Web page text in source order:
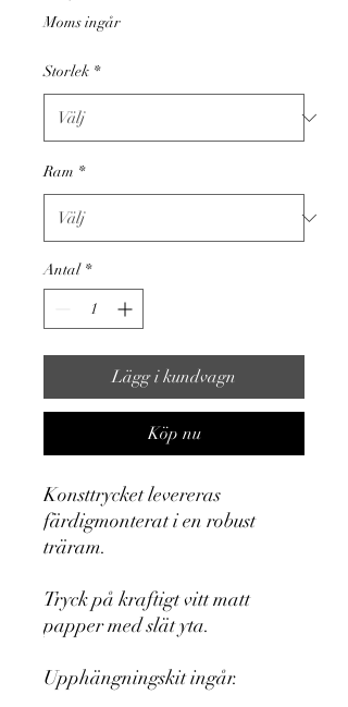
Moms ingår
Storlek *
Ram *
Antal *
Lägg i kundvagn
Köp nu
Konsttrycket levereras
färdigmonterat i en robust
träram.
Tryck på kraftigt vitt matt
papper med slät yta.
Upphängningskit ingår.